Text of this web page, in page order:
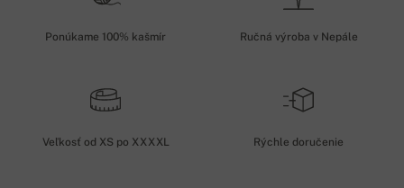
Ponúkame 100% kašmír Ručná výroba v Nepále
Veľkosť od XS po XXXXL Rýchle doručenie